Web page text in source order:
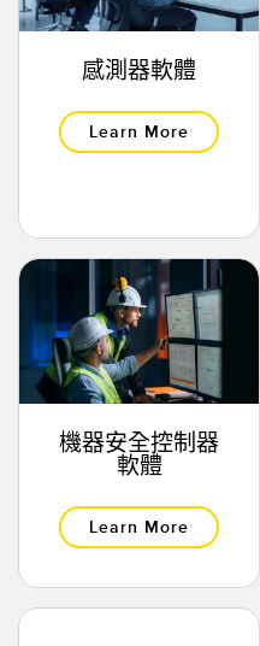
轉換器​
軟體
Banner 量測感測器軟體​
感測器軟體​
科技
感測器軟體​
Learn More
機器安全控制器
軟體
Learn More